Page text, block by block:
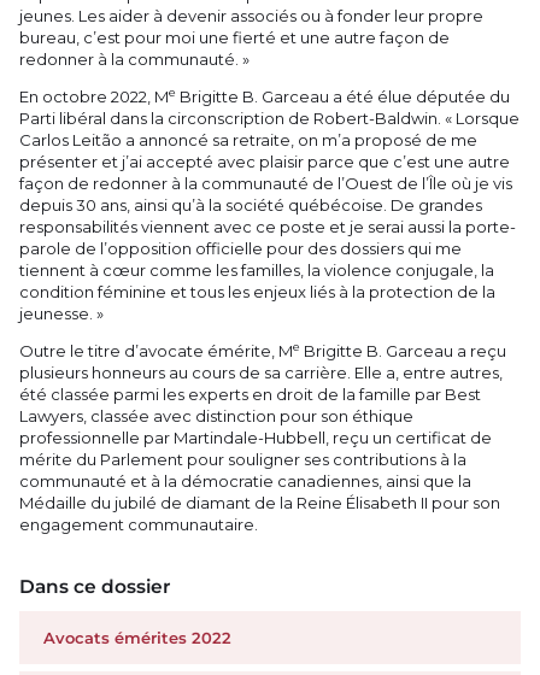
jeunes. Les aider à devenir associés ou à fonder leur propre
bureau, c’est pour moi une fierté et une autre façon de
redonner à la communauté. »
En octobre 2022, Me Brigitte B. Garceau a été élue députée du
Parti libéral dans la circonscription de Robert-Baldwin. « Lorsque
Carlos Leitão a annoncé sa retraite, on m’a proposé de me
présenter et j’ai accepté avec plaisir parce que c’est une autre
façon de redonner à la communauté de l’Ouest de l’Île où je vis
depuis 30 ans, ainsi qu’à la société québécoise. De grandes
responsabilités viennent avec ce poste et je serai aussi la porte-
parole de l’opposition officielle pour des dossiers qui me
tiennent à cœur comme les familles, la violence conjugale, la
condition féminine et tous les enjeux liés à la protection de la
jeunesse. »
Outre le titre d’avocate émérite, Me Brigitte B. Garceau a reçu
plusieurs honneurs au cours de sa carrière. Elle a, entre autres,
été classée parmi les experts en droit de la famille par Best
Lawyers, classée avec distinction pour son éthique
professionnelle par Martindale-Hubbell, reçu un certificat de
mérite du Parlement pour souligner ses contributions à la
communauté et à la démocratie canadiennes, ainsi que la
Médaille du jubilé de diamant de la Reine Élisabeth II pour son
engagement communautaire.
Dans ce dossier
Avocats émérites 2022